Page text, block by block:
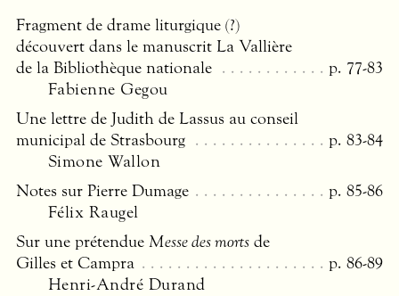
Fragment de drame liturgique (?)
découvert dans le manuscrit La Vallière
de la Bibliothèque nationale
p. 77-83
Fabienne Gegou
Une lettre de Judith de Lassus au conseil
municipal de Strasbourg
p. 83-84
Simone Wallon
Notes sur Pierre Dumage
p. 85-86
Félix Raugel
Sur une prétendue Messe des morts de
Gilles et Campra
p. 86-89
Henri-André Durand